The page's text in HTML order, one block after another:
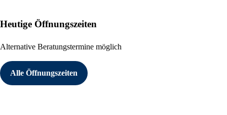
Heutige Öffnungszeiten
Alternative Beratungstermine möglich
Alle Öffnungszeiten